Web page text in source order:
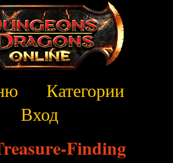
Категории
Вход
Finding